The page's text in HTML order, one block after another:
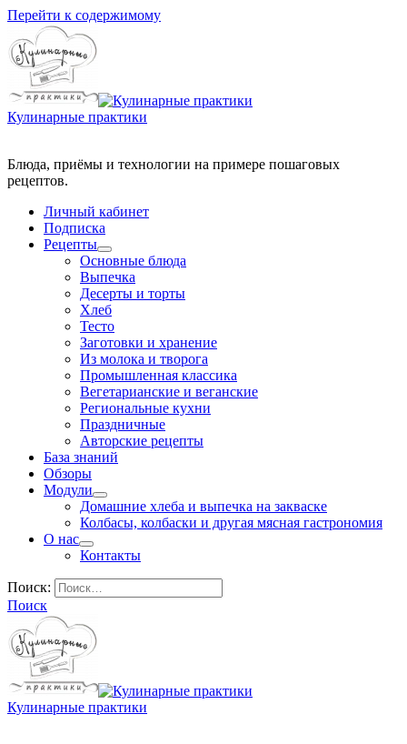
Перейти к содержимому
Кулинарные практики
Блюда, приёмы и технологии на примере пошаговых
Личный кабинет
Подписка
Рецепты
Основные блюда
Выпечка
Десерты и торты
Хлеб
Тесто
Заготовки и хранение
Из молока и творога
Промышленная классика
Вегетарианские и веганские
Региональные кухни
Праздничные
Авторские рецепты
База знаний
Обзоры
Модули
Домашние хлеба и выпечка на закваске
Колбасы, колбаски и другая мясная гастрономия
О нас
Контакты
Поиск:
Поиск
Кулинарные практики